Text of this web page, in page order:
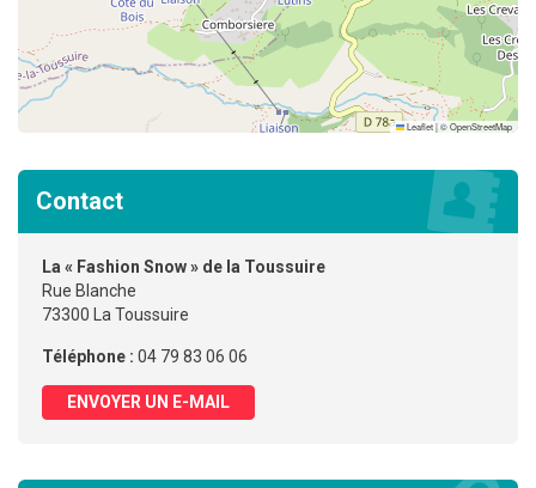
Leaflet|©OpenStreetMap
Contact
La « Fashion Snow » de la Toussuire
Rue Blanche
73300 La Toussuire
Téléphone : 04 79 83 06 06
ENVOYER UN E-MAIL